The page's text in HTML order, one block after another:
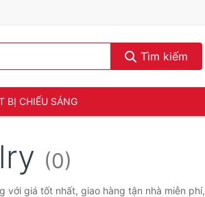
Tìm kiếm
BỊ CHIẾU SÁNG
(0)
với giá tốt nhất, giao hàng tận nhà miễn phí,